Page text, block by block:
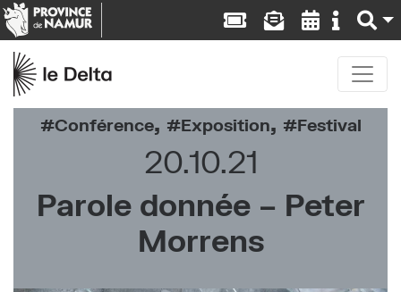
Conférence, Exposition, Festival
20.10.21
Parole donnée – Peter
Morrens